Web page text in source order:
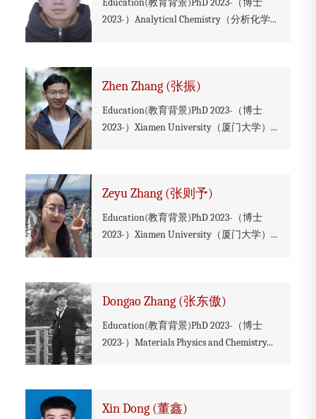
Education(教育背景)PhD 2023-（博士
2023-）Analytical Chemistry（分析化学...
Zhen Zhang (张振)
Education(教育背景)PhD 2023-（博士
2023-）Xiamen University（厦门大学）...
Zeyu Zhang (张则予)
Education(教育背景)PhD 2023-（博士
2023-）Xiamen University（厦门大学）...
Dongao Zhang (张东傲)
Education(教育背景)PhD 2023-（博士
2023-）Materials Physics and Chemistry...
Xin Dong (董鑫)